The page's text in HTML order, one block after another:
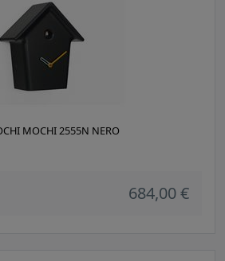
MOCHI 2555N NERO
684,00 €